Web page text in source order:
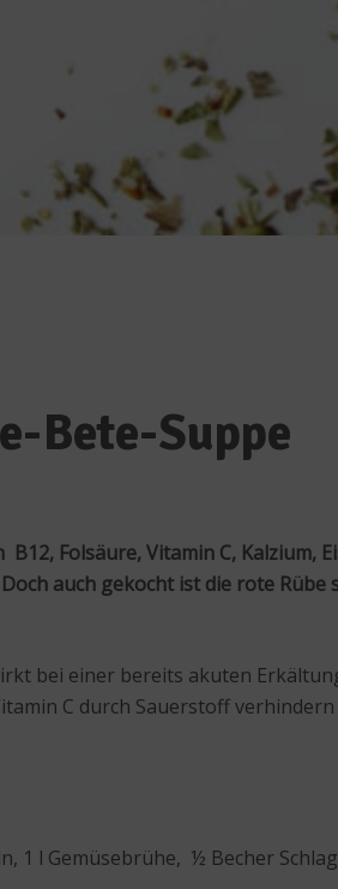
Bete-Suppe
Folsäure, Vitamin C, Kalzium,
auch gekocht ist die rote Rübe
bei einer bereits akuten
C durch Sauerstoff
1 l Gemüsebrühe, ½ Becher